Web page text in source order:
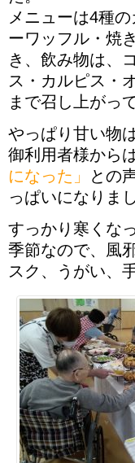
メニューは4種の
ーワッフル・焼
き、飲み物は、
ス・カルピス・
まで召し上がっ
やっぱり甘い物
御利用者様から
になった」
との
っぱいになりま
すっかり寒くな
季節なので、風
スク、うがい、